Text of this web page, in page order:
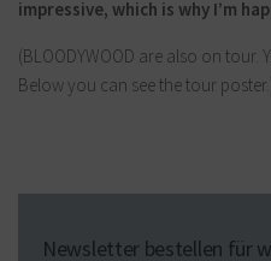
impressive, which is why I’m
(BLOODYWOOD are also on tour.
Below you can see the tour
Newsletter bestellen für